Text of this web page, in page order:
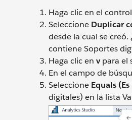
Haga clic en el
Seleccione Duplicar
desde la cual se
contiene Soportes
Haga clic en vpara el
En el campo de
Seleccione Equals
digitales) en la lista